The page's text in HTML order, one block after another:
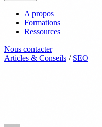
A propos
Formations
Ressources
Nous contacter
Articles & Conseils / SEO